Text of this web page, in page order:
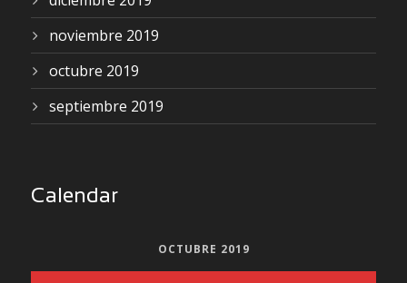
noviembre 2019
octubre 2019
septiembre 2019
Calendar
OCTUBRE 2019